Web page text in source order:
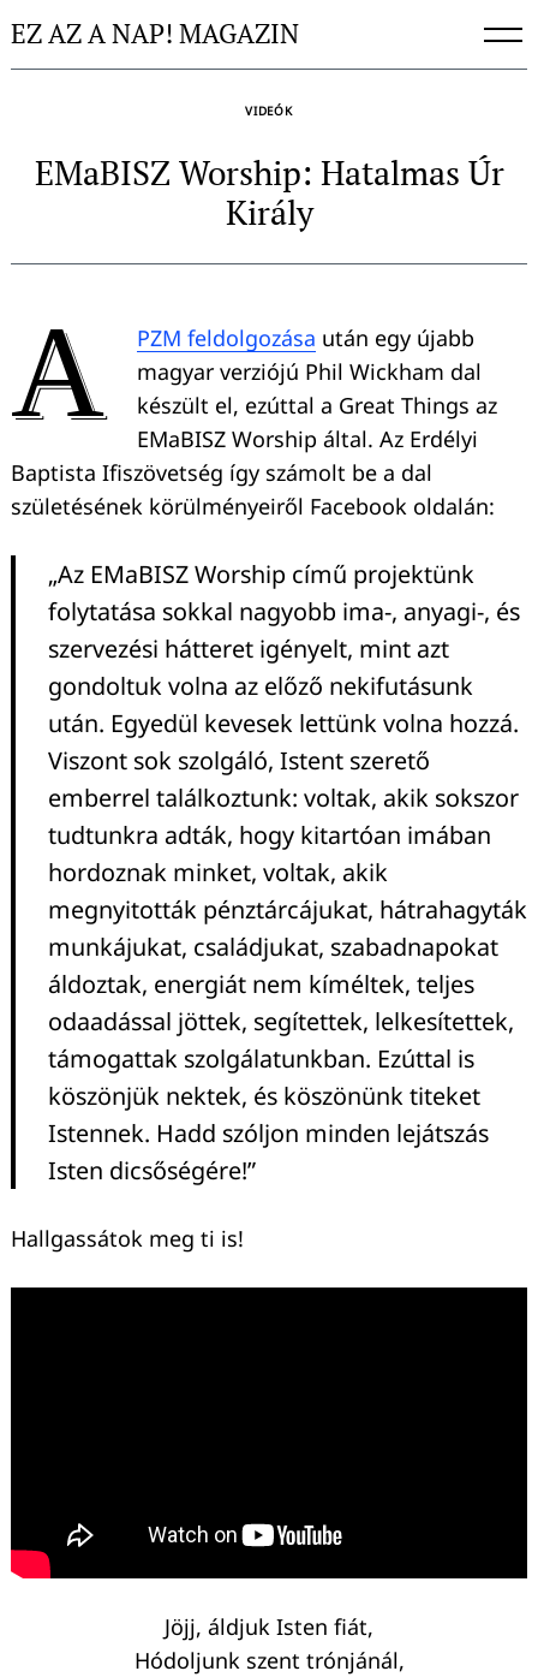
toEZ AZ A NAP! MAGAZIN
VIDEÓK
EMaBISZ Worship: Hatalmas Úr
Király
A PZM feldolgozása után egy újabb
magyar verziójú Phil Wickham dal
készült el, ezúttal a Great Things az
EMaBISZ Worship által. Az Erdélyi
Baptista Ifiszövetség így számolt be a dal
születésének körülményeiről Facebook oldalán:
„Az EMaBISZ Worship című projektünk
folytatása sokkal nagyobb ima-, anyagi-, és
szervezési hátteret igényelt, mint azt
gondoltuk volna az előző nekifutásunk
után. Egyedül kevesek lettünk volna hozzá.
Viszont sok szolgáló, Istent szerető
emberrel találkoztunk: voltak, akik sokszor
tudtunkra adták, hogy kitartóan imában
hordoznak minket, voltak, akik
megnyitották pénztárcájukat, hátrahagyták
munkájukat, családjukat, szabadnapokat
áldoztak, energiát nem kíméltek, teljes
odaadással jöttek, segítettek, lelkesítettek,
támogattak szolgálatunkban. Ezúttal is
köszönjük nektek, és köszönünk titeket
Istennek. Hadd szóljon minden lejátszás
Isten dicsőségére!”
Hallgassátok meg ti is!
Jöjj, áldjuk Isten fiát,
Hódoljunk szent trónjánál,